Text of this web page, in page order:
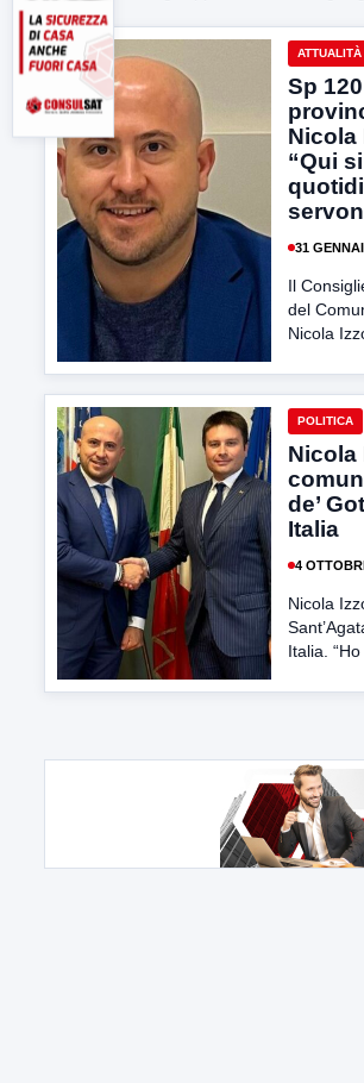
ATTUALITÀ
Sp
Nicola
“Qui
31
Il
del
Nicola
POLITICA
Nicola
de’
Italia
4
Nicola
Italia.